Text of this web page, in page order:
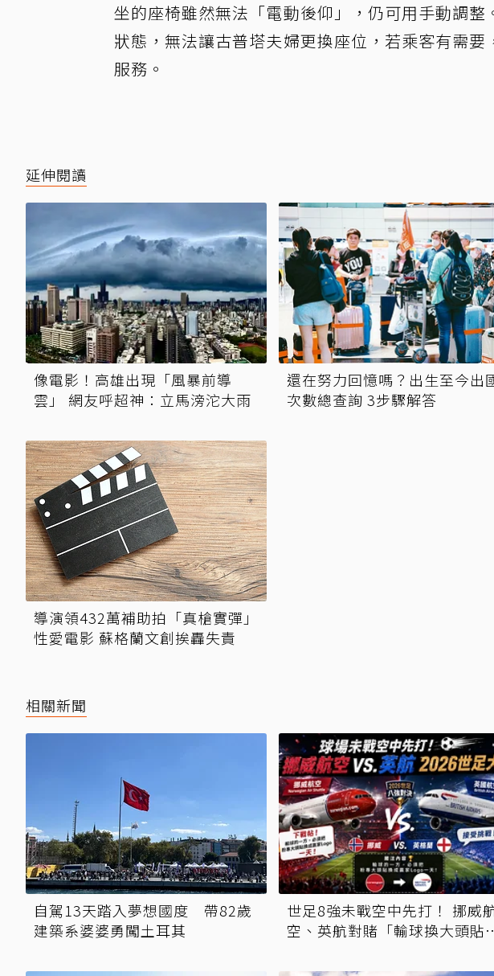
坐的座椅雖然無法「電動後仰」，仍可用手動調
狀態，無法讓古普塔夫婦更換座位，若乘客有需
服務。
延伸閱讀
像電影！高雄出現「風暴前導
雲」 網友呼超神：立馬滂沱大雨
還在努力回憶嗎？出生至今出
次數總查詢 3步驟解答
導演領432萬補助拍「真槍實彈」
性愛電影 蘇格蘭文創挨轟失責
相關新聞
自駕13天踏入夢想國度 帶82歲
建築系婆婆勇闖土耳其
世足8強未戰空中先打！ 挪威
空、英航對賭「輸球換大頭貼